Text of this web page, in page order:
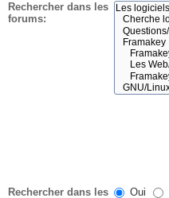
Rechercher dans les
forums:
Rechercher dans les Oui